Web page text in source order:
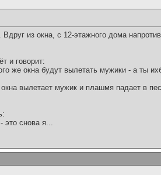
Вдpуг из окна, с 12-этажного дома
и говоpит:
же окна будут вылетать мужики - а ты
окна вылетает мужик и плашмя падает в
это снова я...